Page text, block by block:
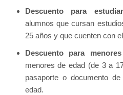
Descuento para
alumnos que cursan
25 años y que cuenten con
Descuento para
menores de edad (de 3 a
pasaporte o documento
edad.